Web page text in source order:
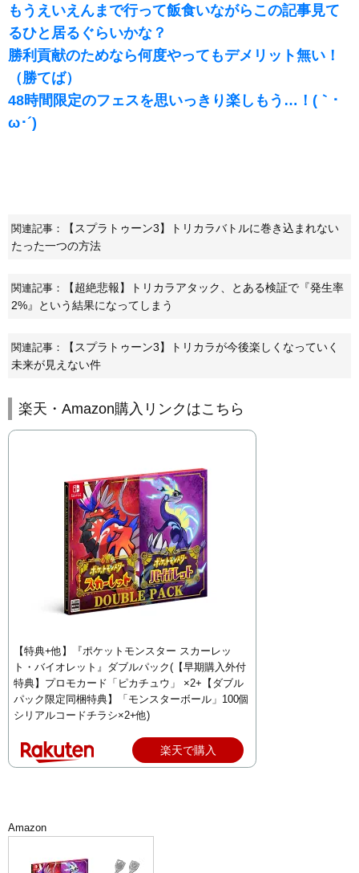
もうえいえんまで行って飯食いながらこの記事見て
るひと居るぐらいかな？
勝利貢献のためなら何度やってもデメリット無い！
（勝てば）
48時間限定のフェスを思いっきり楽しもう…！(｀･
ω･´)ゞ
関連記事：
【スプラトゥーン3】トリカラバトルに巻き込まれない
たった一つの方法
関連記事：
【超絶悲報】トリカラアタック、とある検証で『発生率
2%』という結果になってしまう
関連記事：
【スプラトゥーン3】トリカラが今後楽しくなっていく
未来が見えない件
楽天・Amazon購入リンクはこちら
【特典+他】『ポケットモンスター スカーレッ
ト・バイオレット』ダブルパック(【早期購入外付
特典】プロモカード「ピカチュウ」 ×2+【ダブル
パック限定同梱特典】「モンスターボール」100個
シリアルコードチラシ×2+他)
楽天で購入
Amazon